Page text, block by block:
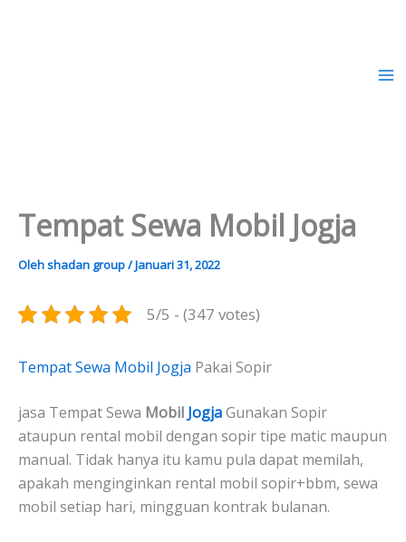
Tempat Sewa Mobil Jogja
Olehshadan group/Januari 31, 2022
5/5 - (347 votes)
Tempat Sewa Mobil Jogja Pakai Sopir
jasa Tempat Sewa Mobil JogjaGunakan Sopir
ataupun rental mobil dengan sopir tipe matic maupun
manual. Tidak hanya itu kamu pula dapat memilah,
apakah menginginkan rental mobil sopir+bbm, sewa
mobil setiap hari, mingguan kontrak bulanan.